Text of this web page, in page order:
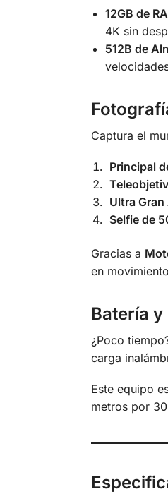
12GB de
4K sin
512B de
Captura el
Principal
Ultra
Selfie de
Gracias a
en
Batería
¿Poco
carga
Este equipo
metros por